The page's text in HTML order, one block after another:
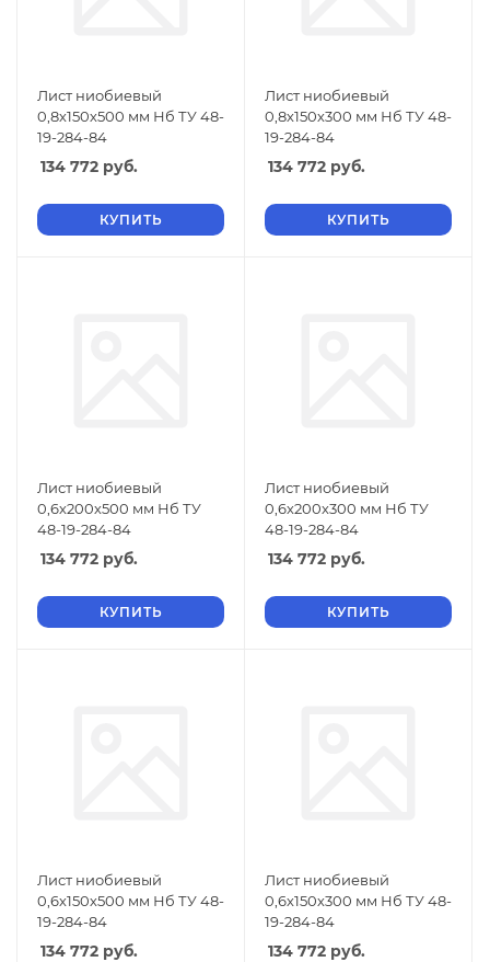
Лист ниобиевый
0,8х150х500 мм Нб ТУ 48-
19-284-84
134 772 руб.
КУПИТЬ
Лист ниобиевый
0,8х150х300 мм Нб ТУ 48-
19-284-84
134 772 руб.
КУПИТЬ
Лист ниобиевый
0,6х200х500 мм Нб ТУ
48-19-284-84
134 772 руб.
КУПИТЬ
Лист ниобиевый
0,6х200х300 мм Нб ТУ
48-19-284-84
134 772 руб.
КУПИТЬ
Лист ниобиевый
0,6х150х500 мм Нб ТУ 48-
19-284-84
134 772 руб.
Лист ниобиевый
0,6х150х300 мм Нб ТУ 48-
19-284-84
134 772 руб.